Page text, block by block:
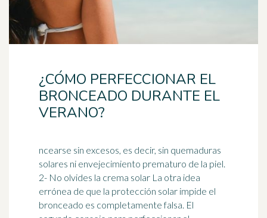
¿CÓMO PERFECCIONAR EL
BRONCEADO DURANTE EL
VERANO?
ncearse sin excesos, es decir, sin quemaduras
solares ni envejecimiento prematuro de la piel.
2- No olvides la crema solar La otra idea
errónea de que la protección solar impide el
bronceado es completamente falsa. El